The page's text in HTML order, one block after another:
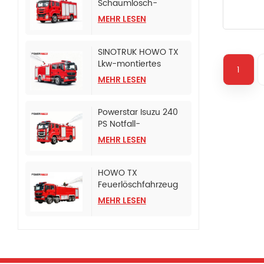
Schaumlösch-
Tanklöschfahrzeug
MEHR LESEN
SINOTRUK HOWO TX
Lkw-montiertes
Schaumlösch-
Tankfahrzeug
MEHR LESEN
Powerstar Isuzu 240
PS Notfall-
Feuerlöschfahrzeug
MEHR LESEN
HOWO TX
Feuerlöschfahrzeug
mit CB10/120
Feuerlöschpumpe
MEHR LESEN
1